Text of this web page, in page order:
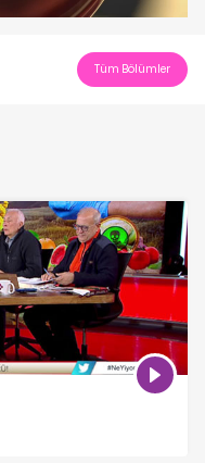
Tüm Bölümler